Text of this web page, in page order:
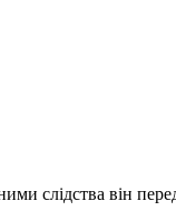
слідства він